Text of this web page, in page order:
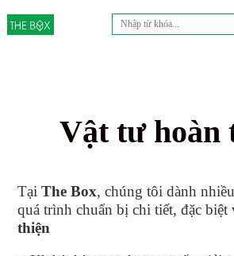
Tìm
kiếm
Vật tư hoàn
TạiThe Box, chúng tôi dành
quá trình chuẩn bị chi tiết, đặc
thiện